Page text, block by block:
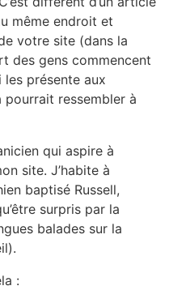
même endroit et
votre site (dans la
des gens commencent
présente aux
pourrait ressembler à
qui aspire à
site. J’habite à
baptisé Russell,
surpris par la
balades sur la
: